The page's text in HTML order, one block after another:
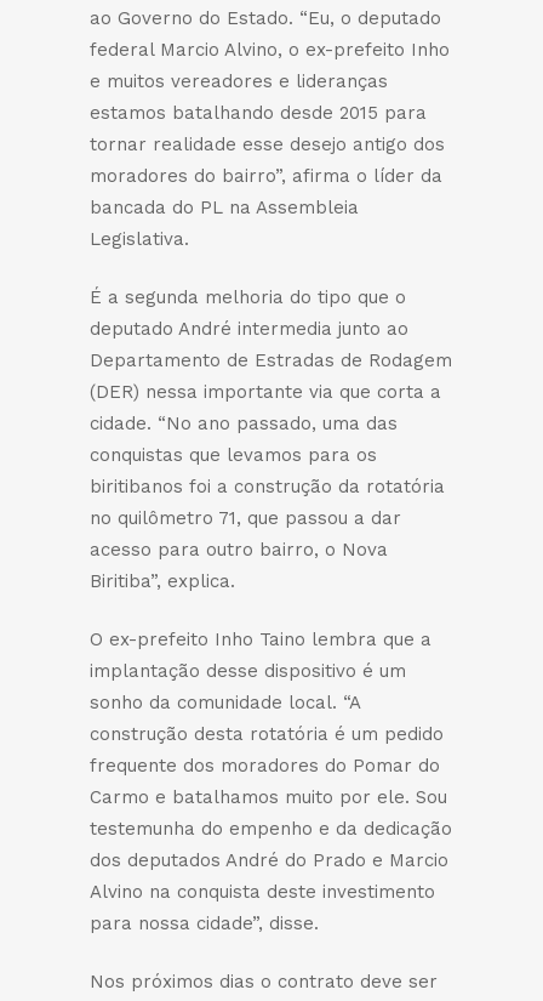
ao Governo do Estado. “Eu, o deputado
federal Marcio Alvino, o ex-prefeito Inho
e muitos vereadores e lideranças
estamos batalhando desde 2015 para
tornar realidade esse desejo antigo dos
moradores do bairro”, afirma o líder da
bancada do PL na Assembleia
Legislativa.
É a segunda melhoria do tipo que o
deputado André intermedia junto ao
Departamento de Estradas de Rodagem
(DER) nessa importante via que corta a
cidade. “No ano passado, uma das
conquistas que levamos para os
biritibanos foi a construção da rotatória
no quilômetro 71, que passou a dar
acesso para outro bairro, o Nova
Biritiba”, explica.
O ex-prefeito Inho Taino lembra que a
implantação desse dispositivo é um
sonho da comunidade local. “A
construção desta rotatória é um pedido
frequente dos moradores do Pomar do
Carmo e batalhamos muito por ele. Sou
testemunha do empenho e da dedicação
dos deputados André do Prado e Marcio
Alvino na conquista deste investimento
para nossa cidade”, disse.
Nos próximos dias o contrato deve ser